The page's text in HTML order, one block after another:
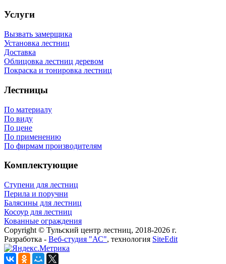
Услуги
Вызвать замерщика
Установка лестниц
Доставка
Облицовка лестниц деревом
Покраска и тонировка лестниц
Лестницы
По материалу
По виду
По цене
По применению
По фирмам производителям
Комплектующие
Ступени для лестниц
Перила и поручни
Балясины для лестниц
Косоур для лестниц
Кованные ограждения
Copyright © Тульский центр лестниц, 2018-2026 г.
Разработка - Веб-студия "АС", технология SiteEdit